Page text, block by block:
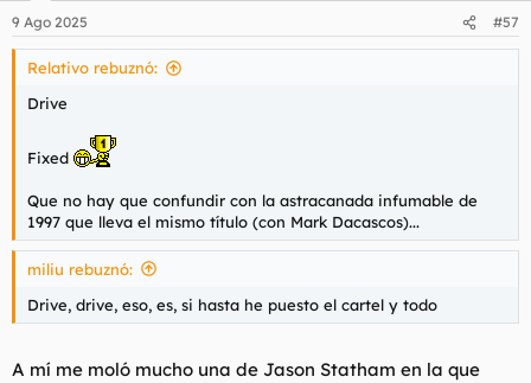
e
s
9 Ago 2025 #57
Relativo rebuznó:
Drive
Fixed
Que no hay que confundir con la astracanada infumable de
1997 que lleva el mismo título (con Mark Dacascos)...
miliu rebuznó:
Drive, drive, eso, es, si hasta he puesto el cartel y todo
A mí me moló mucho una de Jason Statham en la que